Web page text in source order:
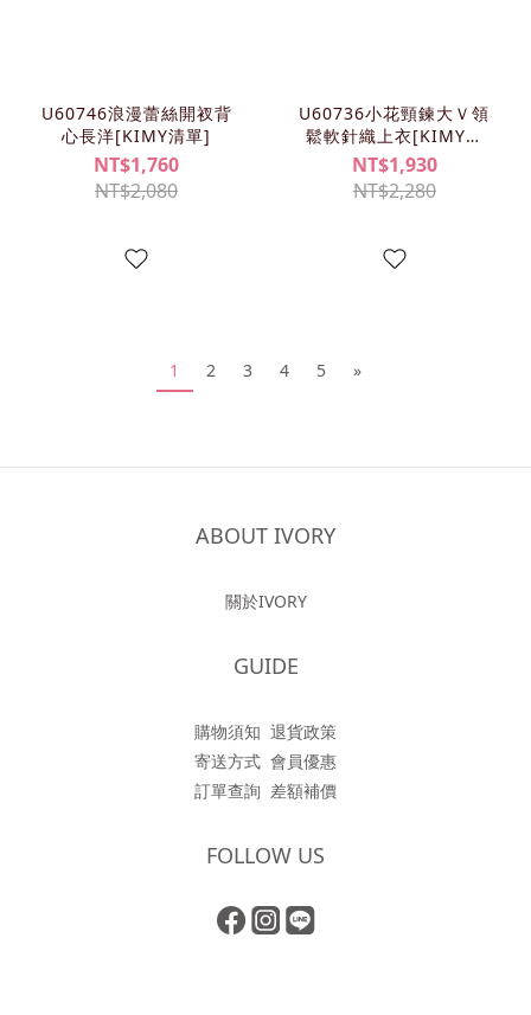
U60746浪漫蕾絲開衩背
心長洋[KIMY清單]
NT$1,760
NT$2,080
U60736小花頸鍊大Ｖ領
鬆軟針織上衣[KIMY清
單]
NT$1,930
NT$2,280
1 2 3 4 5 »
ABOUT IVORY
關於IVORY
GUIDE
購物須知 退貨政策
寄送方式 會員優惠
訂單查詢 差額補價
FOLLOW US